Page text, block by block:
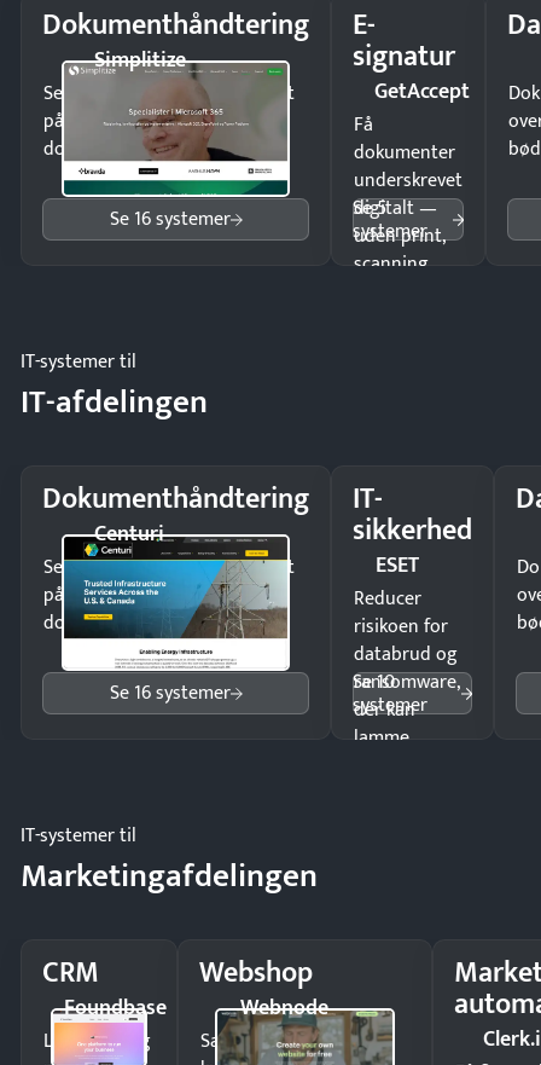
Dokumenthåndtering
Simplitize
Send kontrakter til underskrift
på minutter og mist ingen
dokumenter.
Se 16 systemer
E-
signatur
GetAccept
Få
dokumenter
underskrevet
digitalt —
uden print,
scanning
Se 5
systemer
IT-systemer til
IT-afdelingen
Dokumenthåndtering
Centuri
Send kontrakter til underskrift
på minutter og mist ingen
dokumenter.
Se 16 systemer
IT-
sikkerhed
ESET
Reducer
risikoen for
databrud og
ransomware,
der kan
lamme
Se 10
systemer
IT-systemer til
Marketingafdelingen
CRM
Foundbase
Luk flere salg
Webshop
Webnode
Sælg produkter 24/7 til